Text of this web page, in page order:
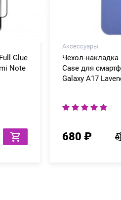
Glue
Note
Аксессуары
Чехол-
Case для
Galaxy A17
680 ₽